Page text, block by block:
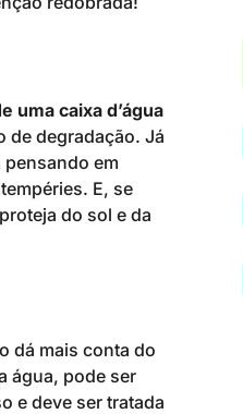
uma caixa d’água
de degradação. Já
em
E, se
do sol e da
dá mais conta do
água, pode ser
e deve ser tratada